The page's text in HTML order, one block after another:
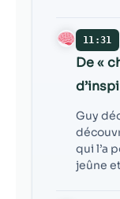
11:31
De «
Guy
qui l’a
jeûne